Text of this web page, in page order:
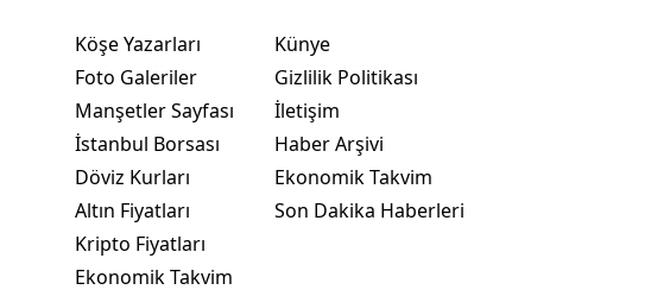
Köşe Yazarları
Foto Galeriler
Manşetler Sayfası
İstanbul Borsası
Döviz Kurları
Altın Fiyatları
Kripto Fiyatları
Ekonomik Takvim
Künye
Gizlilik Politikası
İletişim
Haber Arşivi
Ekonomik Takvim
Son Dakika Haberleri